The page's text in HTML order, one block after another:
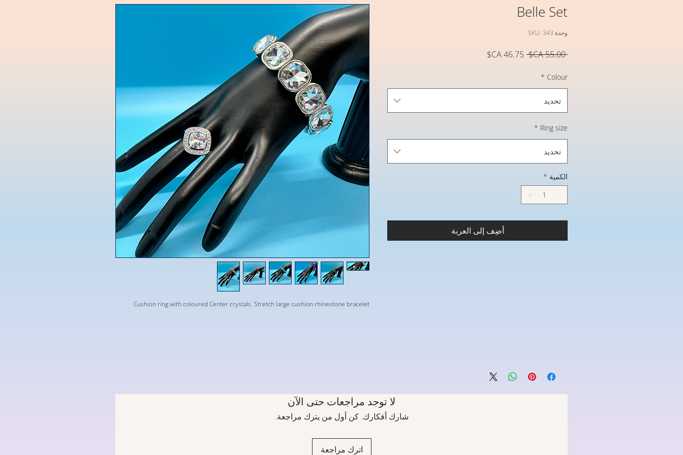
Cushion ring with coloured Center crystals. Stretch large cushion rhinestone bracelet
Belle Set
وحدة SKU: 343
‏55.00 CA$
سعر
Colour
*
تحديد
Ring size
*
تحديد
الكمية *
أضِف إلى العربة
لا توجد مراجعات حتى الآن
شارك أفكارك. كن أول من يترك مراجعة.
اترك مراجعة